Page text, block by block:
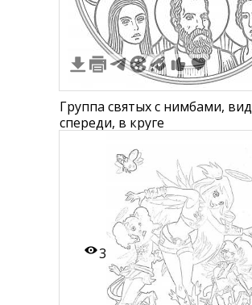
Группа святых с нимбами, вид
спереди, в круге
3